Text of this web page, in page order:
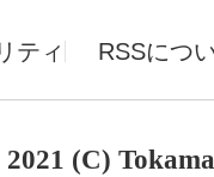
ティ RSSにつ
2021 (C)